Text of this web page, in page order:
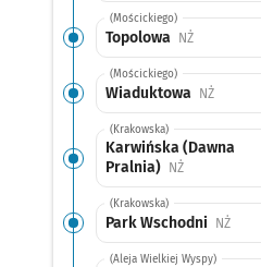
(Mościckiego)
Topolowa NŻPrzystanek
(Mościckiego)
Wiaduktowa NŻ
(Krakowska)
Karwińska (Dawna
Pralnia)
NŻPrzystanek
(Krakowska)
Park Wschodni NŻ
(Aleja Wielkiej Wyspy)